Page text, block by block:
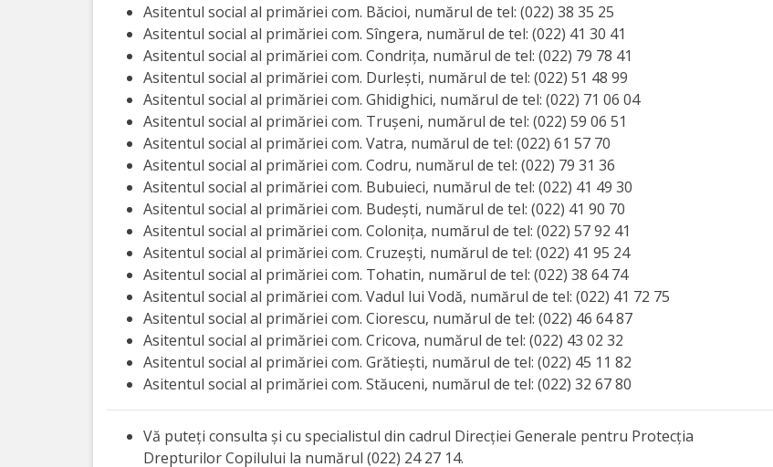
Legislație
națională
Comunicate
Informații
Versiunea
Asitentul social al primăriei com. Băcioi, numărul de tel: (022) 38 35 25
Asitentul social al primăriei com. Sîngera, numărul de tel: (022) 41 30 41
Asitentul social al primăriei com. Condrița, numărul de tel: (022) 79 78 41
Asitentul social al primăriei com. Durlești, numărul de tel: (022) 51 48 99
Asitentul social al primăriei com. Ghidighici, numărul de tel: (022) 71 06 04
Asitentul social al primăriei com. Trușeni, numărul de tel: (022) 59 06 51
Asitentul social al primăriei com. Vatra, numărul de tel: (022) 61 57 70
Asitentul social al primăriei com. Codru, numărul de tel: (022) 79 31 36
Asitentul social al primăriei com. Bubuieci, numărul de tel: (022) 41 49 30
Asitentul social al primăriei com. Budești, numărul de tel: (022) 41 90 70
Asitentul social al primăriei com. Colonița, numărul de tel: (022) 57 92 41
Asitentul social al primăriei com. Cruzești, numărul de tel: (022) 41 95 24
Asitentul social al primăriei com. Tohatin, numărul de tel: (022) 38 64 74
Asitentul social al primăriei com. Vadul lui Vodă, numărul de tel: (022) 41 72 75
Asitentul social al primăriei com. Ciorescu, numărul de tel: (022) 46 64 87
Asitentul social al primăriei com. Cricova, numărul de tel: (022) 43 02 32
Asitentul social al primăriei com. Grătiești, numărul de tel: (022) 45 11 82
Asitentul social al primăriei com. Stăuceni, numărul de tel: (022) 32 67 80
Vă puteți consulta și cu specialistul din cadrul Direcţiei Generale pentru Protecţia
Drepturilor Copilului la numărul (022) 24 27 14.